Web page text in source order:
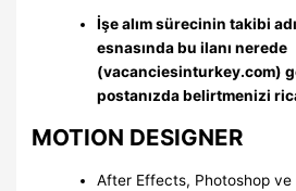
İşe alım sürecinin takibi
esnasında bu ilanı nerede
(vacanciesinturkey.com)
postanızda belirtmenizi
MOTION DESIGNER
After Effects, Photoshop ve